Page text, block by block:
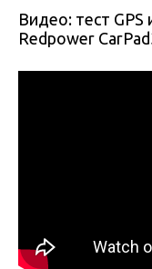
Видео: тест
Redpower